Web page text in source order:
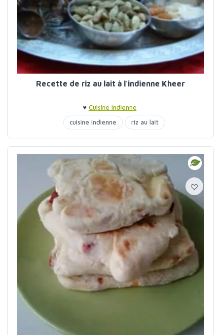
Recette de riz au lait à l'indienne Kheer
♥ Cuisine indienne
cuisine indienne
riz au lait